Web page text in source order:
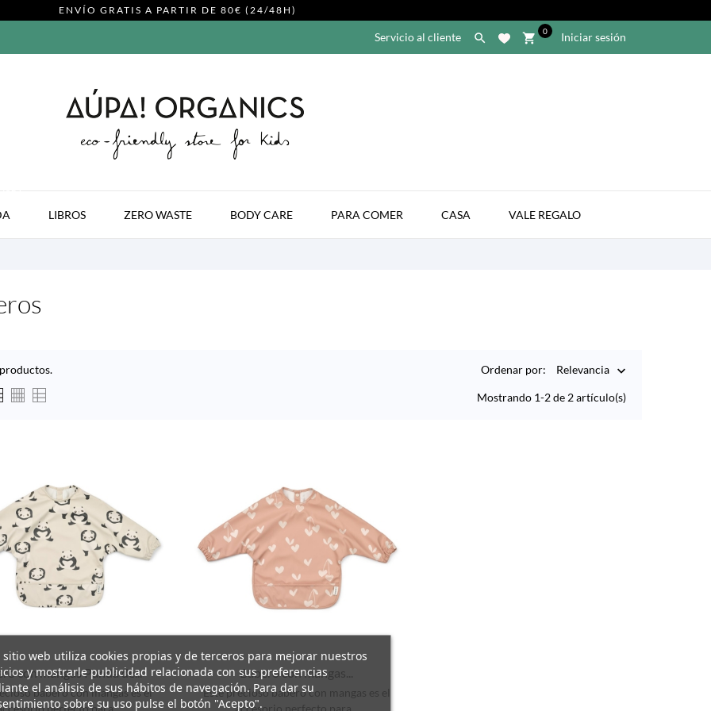
ENVÍO GRATIS A PARTIR DE 80€ (24/48H)
Servicio al cliente  shopping_cart 0 Iniciar sesión
LIBROS ZERO WASTE BODY CARE PARA COMER CASA VALE REGALO
Ordenar por: Relevancia 
Mostrando 1-2 de 2 artículo(s)
con mangas Panda de...
babero con mangas es el
perfecto para...
Babero con mangas...
Este precioso babero con mangas es el
accesorio perfecto para...
sitio web utiliza cookies propias y de terceros para mejorar nuestros
y mostrarle publicidad relacionada con sus preferencias
el análisis de sus hábitos de navegación. Para dar su
sobre su uso pulse el botón "Acepto".